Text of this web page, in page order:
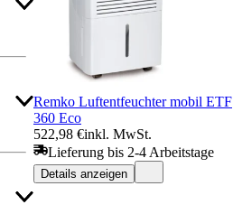
Remko Luftentfeuchter mobil ETF
360 Eco
522,98 €inkl. MwSt.
Lieferung bis 2-4 Arbeitstage
Details anzeigen